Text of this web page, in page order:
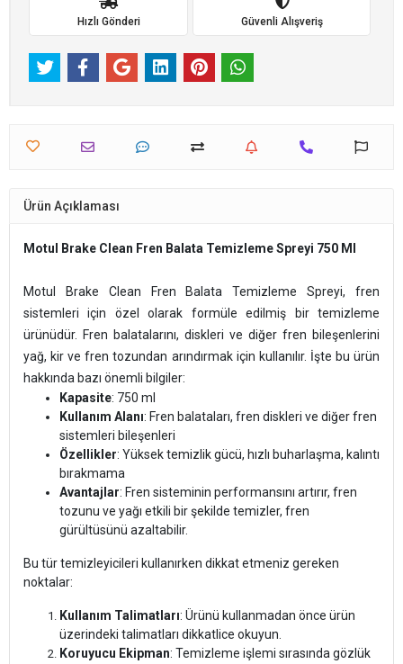
Hızlı Gönderi Güvenli Alışveriş
Ürün Açıklaması
Motul Brake Clean Fren Balata Temizleme Spreyi 750 Ml
Motul Brake Clean Fren Balata Temizleme Spreyi, fren
sistemleri için özel olarak formüle edilmiş bir temizleme
ürünüdür. Fren balatalarını, diskleri ve diğer fren bileşenlerini
yağ, kir ve fren tozundan arındırmak için kullanılır. İşte bu ürün
hakkında bazı önemli bilgiler:
Kapasite: 750 ml
Kullanım Alanı: Fren balataları, fren diskleri ve diğer fren
sistemleri bileşenleri
Özellikler: Yüksek temizlik gücü, hızlı buharlaşma, kalıntı
bırakmama
Avantajlar: Fren sisteminin performansını artırır, fren
tozunu ve yağı etkili bir şekilde temizler, fren
gürültüsünü azaltabilir.
Bu tür temizleyicileri kullanırken dikkat etmeniz gereken
noktalar:
Kullanım Talimatları: Ürünü kullanmadan önce ürün
üzerindeki talimatları dikkatlice okuyun.
Koruyucu Ekipman: Temizleme işlemi sırasında gözlük